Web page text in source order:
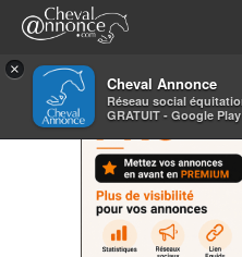
×
Cheval Annonce
Réseau social
GRATUIT - Google Play